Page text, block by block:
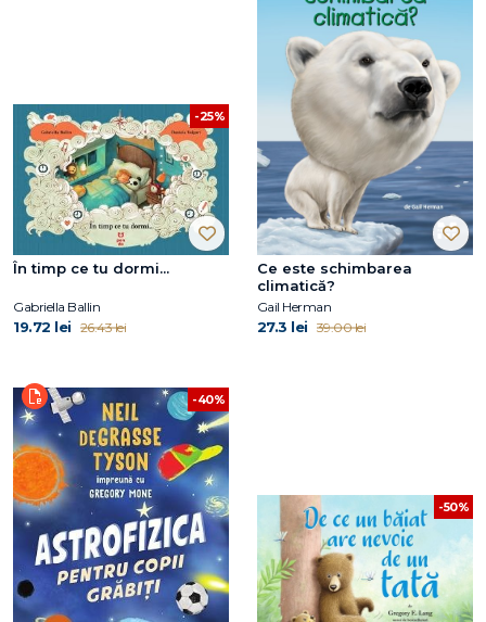
-25%
În timp ce tu dormi...
Gabriella Ballin
19.72 lei 26.43 lei
Ce este schimbarea
climatică?
Gail Herman
27.3 lei 39.00 lei
-40%
-50%